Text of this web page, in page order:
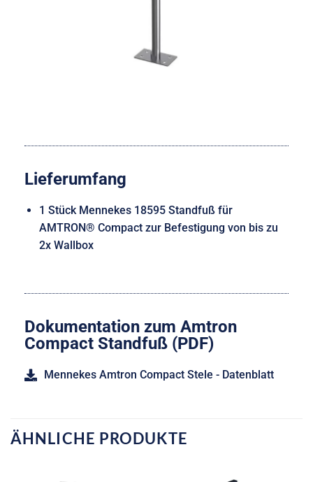
Lieferumfang
1 Stück Mennekes 18595 Standfuß für
AMTRON® Compact zur Befestigung von bis zu
2x Wallbox
Dokumentation zum Amtron
Compact Standfuß (PDF)
Mennekes Amtron Compact Stele - Datenblatt
ÄHNLICHE PRODUKTE